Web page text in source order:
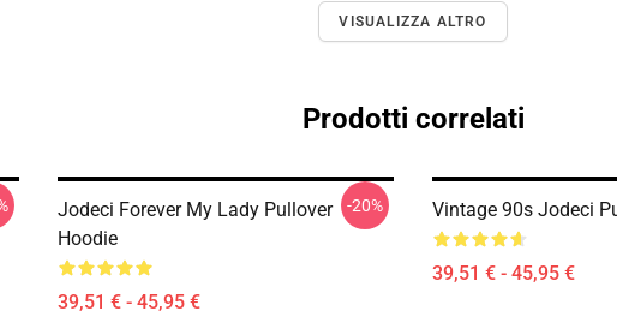
VISUALIZZA ALTRO
Prodotti correlati
Jodeci Forever My Lady Pullover
Hoodie
39,51 € - 45,95 €
-20% Vintage 90s Jodeci
39,51 € - 45,95 €